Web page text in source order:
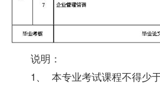
说明：
1、 本专业考试课程不得少于